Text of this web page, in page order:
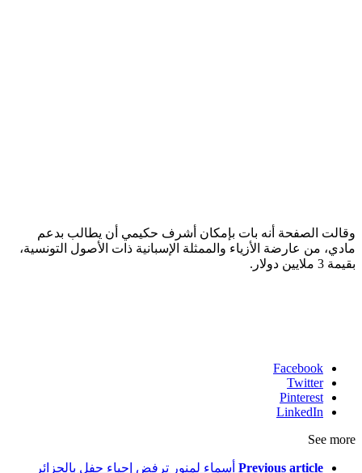
وقالت الصفحة أنه بات بإمكان أشرف حكيمي أن يطالب بدعم
مادي، من عارضة الأزياء والممثلة الإسبانية ذات الأصول التونسية،
بقيمة 3 ملايين دولار.
Facebook
Twitter
Pinterest
LinkedIn
See more
Previous article أسماء لمنور ترفض إحياء حفل بالجزائر